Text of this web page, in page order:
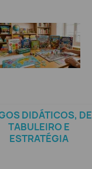
DIDÁTICOS, DE
TABULEIRO E
ESTRATÉGIA